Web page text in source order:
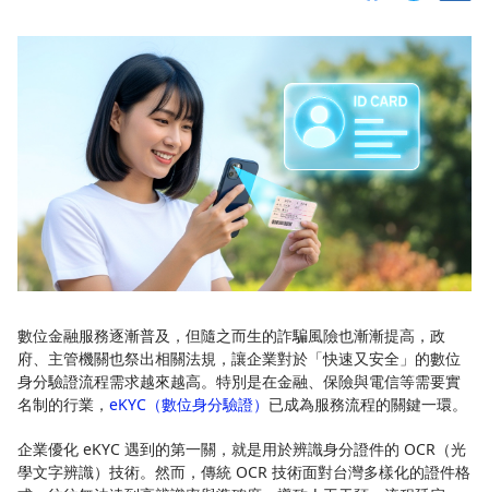
數位金融服務逐漸普及，但隨之而生的詐騙風險也漸漸提高，政
府、主管機關也祭出相關法規，讓企業對於「快速又安全」的數位
身分驗證流程需求越來越高。特別是在金融、保險與電信等需要實
名制的行業，eKYC（數位身分驗證） 已成為服務流程的關鍵一環。
企業優化 eKYC 遇到的第一關，就是用於辨識身分證件的 OCR（光
學文字辨識）技術。然而，傳統 OCR 技術面對台灣多樣化的證件格